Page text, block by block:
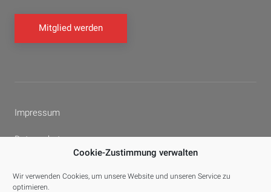
Cookie-Zustimmung verwalten
Wir verwenden Cookies, um unsere Website und unseren Service zu
optimieren.
Mitglied werden
Impressum
Datenschutz